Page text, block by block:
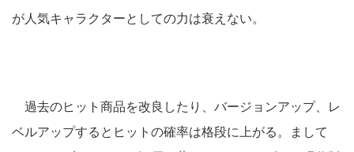
が人気キャラクターとしての力は衰えない。
過去のヒット商品を改良したり、バージョンアップ、レ
ベルアップするとヒットの確率は格段に上がる。まして